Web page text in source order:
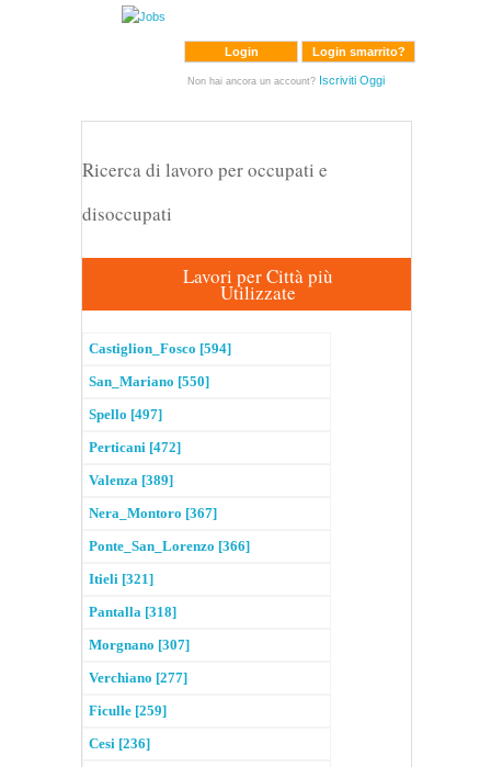
Login Login smarrito?
Non hai ancora un account? Iscriviti Oggi
Ricerca di lavoro per occupati e
disoccupati
Lavori per Città più
Utilizzate
Castiglion_Fosco [594]
San_Mariano [550]
Spello [497]
Perticani [472]
Valenza [389]
Nera_Montoro [367]
Ponte_San_Lorenzo [366]
Itieli [321]
Pantalla [318]
Morgnano [307]
Verchiano [277]
Ficulle [259]
Cesi [236]